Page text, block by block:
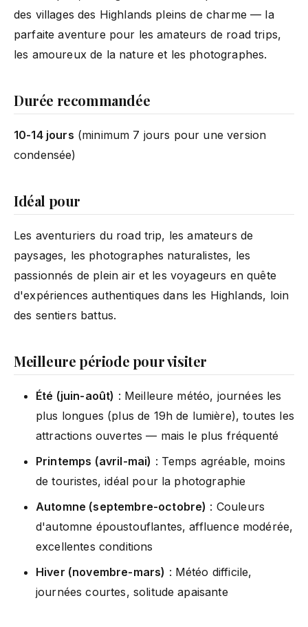
des villages des Highlands pleins de charme — la
parfaite aventure pour les amateurs de road trips,
les amoureux de la nature et les photographes.
Durée recommandée
10-14 jours (minimum 7 jours pour une version
condensée)
Idéal pour
Les aventuriers du road trip, les amateurs de
paysages, les photographes naturalistes, les
passionnés de plein air et les voyageurs en quête
d'expériences authentiques dans les Highlands, loin
des sentiers battus.
Meilleure période pour visiter
Été (juin-août) : Meilleure météo, journées les
plus longues (plus de 19h de lumière), toutes les
attractions ouvertes — mais le plus fréquenté
Printemps (avril-mai) : Temps agréable, moins
de touristes, idéal pour la photographie
Automne (septembre-octobre) : Couleurs
d'automne époustouflantes, affluence modérée,
excellentes conditions
Hiver (novembre-mars) : Météo difficile,
journées courtes, solitude apaisante